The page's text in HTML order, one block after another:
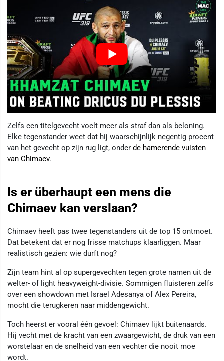
Zelfs een titelgevecht voelt meer als straf dan als beloning.
Elke tegenstander weet dat hij waarschijnlijk negentig procent
van het gevecht op zijn rug ligt, onder de hamerende vuisten
van Chimaev.
Is er überhaupt een mens die
Chimaev kan verslaan?
Chimaev heeft pas twee tegenstanders uit de top 15 ontmoet.
Dat betekent dat er nog frisse matchups klaarliggen. Maar
realistisch gezien: wie durft nog?
Zijn team hint al op supergevechten tegen grote namen uit de
welter- of light heavyweight-divisie. Sommigen fluisteren zelfs
over een showdown met Israel Adesanya of Alex Pereira,
mocht die terugkeren naar middengewicht.
Toch heerst er vooral één gevoel: Chimaev lijkt buitenaards.
Hij vecht met de kracht van een zwaargewicht, de druk van een
worstelaar en de snelheid van een vechter die nooit moe
wordt.